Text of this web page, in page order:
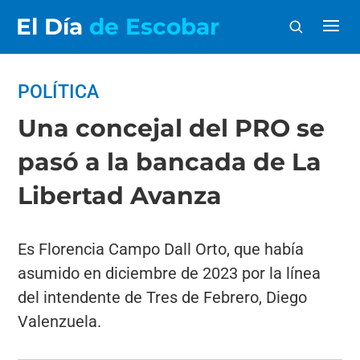
El Día de Escobar
POLÍTICA
Una concejal del PRO se
pasó a la bancada de La
Libertad Avanza
Es Florencia Campo Dall Orto, que había
asumido en diciembre de 2023 por la línea
del intendente de Tres de Febrero, Diego
Valenzuela.